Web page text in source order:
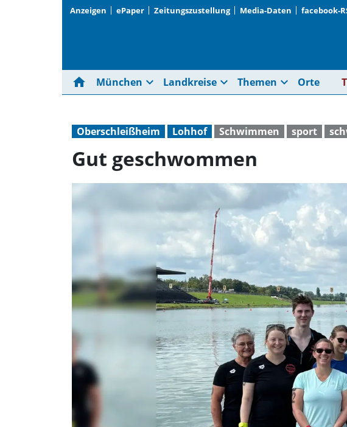
Anzeigen ePaper Zeitungszustellung Media-Daten facebook-
home München expand_more Landkreise expand_more Themen expand_more Orte
Oberschleißheim Lohhof Schwimmen sport
Gut geschwommen